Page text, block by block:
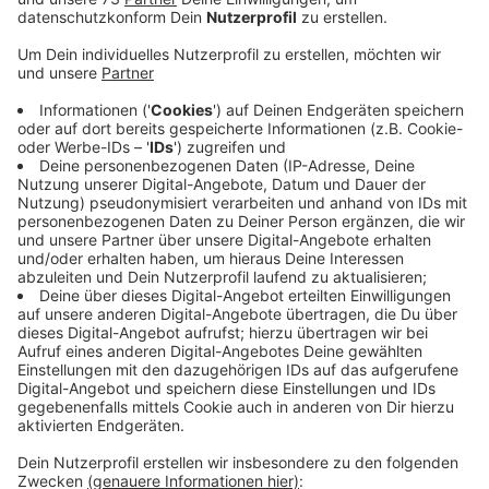
Anzeige
Aufmerksam sein und auf Tiere aufpassen
Anzeige
In Velen lag am Morgen (Montag, 17.11.2025)
anscheinend ein Giftköder. Davon geht die Polizei aus,
sie ermittelt in dem Fall. Eine Frau war mit ihrem Hund
spazieren, als er an einem Feld an der Waldvelener
Straße den Köder aufnahm.
Kurze Zeit später verendete der Hund bei einem
Tierarzt. Die Polizei bittet alle Velenerinnen und
Velener aufmerksam zu sein und etwas Verdächtiges
sofort zu melden.